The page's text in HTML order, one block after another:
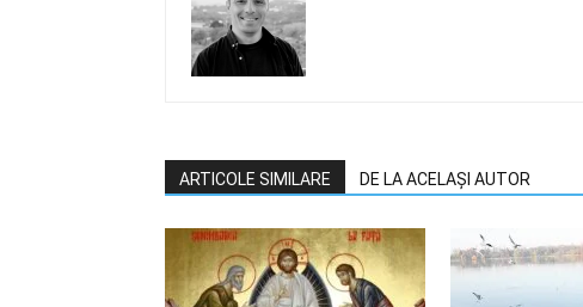
ARTICOLE SIMILARE DE LA ACELAȘI AUTOR